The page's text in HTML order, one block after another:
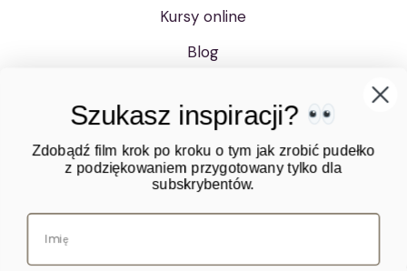
Kursy online
Blog
Bony upominkowe
Polityka prywatności
Regulamin
Zdobądź film krok po kroku o tym jak zrobić pudełko
subskrybentów.
osobowych przez Kreatywnie.com Dorota Freitag w celu